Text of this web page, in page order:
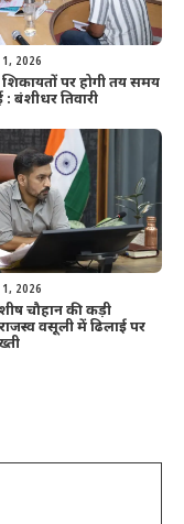
2026
पर होगी तय समय
: बंशीधर तिवारी
2026
चौहान की कड़ी
वसूली में ढिलाई पर